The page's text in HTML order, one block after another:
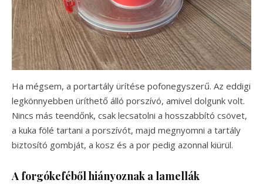
Ha mégsem, a portartály ürítése pofonegyszerű. Az eddigi
legkönnyebben üríthető álló porszívó, amivel dolgunk volt.
Nincs más teendőnk, csak lecsatolni a hosszabbító csövet,
a kuka fölé tartani a porszívót, majd megnyomni a tartály
biztosító gombját, a kosz és a por pedig azonnal kiürül.
A forgókeféből hiányoznak a lamellák